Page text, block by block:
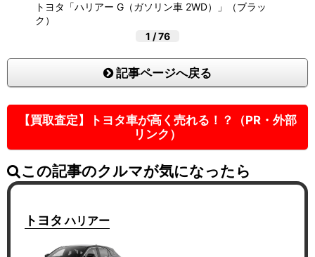
トヨタ「ハリアー G（ガソリン車 2WD）」（ブラッ
ク）
1 /76
記事ページへ戻る
【買取査定】トヨタ車が高く売れる！？（PR・外部
リンク）
この記事のクルマが気になったら
トヨタ ハリアー